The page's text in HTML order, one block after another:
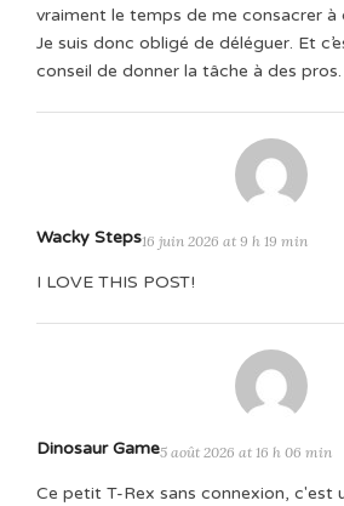
vraiment le temps de me consacrer à
Je suis donc obligé de déléguer. Et
conseil de donner la tâche à des
Wacky Steps16 juin 2026 at 9 h 19 min
I LOVE THIS POST!
Dinosaur Game5 août 2026 at 16 h 06 min
Ce petit T-Rex sans connexion, c'est